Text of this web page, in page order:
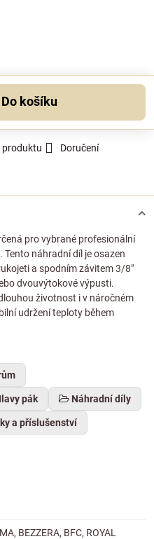
Do košíku
produktu Doručení
pro vybrané profesionální
Tento náhradní díl je osazen
a spodním závitem 3/8"
dvouvýtokové výpusti.
životnost i v náročném
udržení teploty během
pák Náhradní díly
a příslušenství
BEZZERA, BFC, ROYAL